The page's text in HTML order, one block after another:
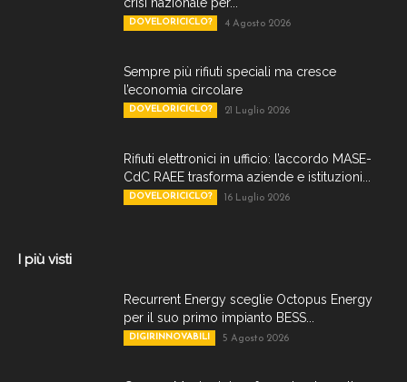
DOVELORICICLO? 4 Agosto 2026
Sempre più rifiuti speciali ma cresce
l’economia circolare
DOVELORICICLO? 21 Luglio 2026
Rifiuti elettronici in ufficio: l’accordo MASE-
CdC RAEE trasforma aziende e istituzioni...
DOVELORICICLO? 16 Luglio 2026
I più visti
Recurrent Energy sceglie Octopus Energy
per il suo primo impianto BESS...
DIGIRINNOVABILI 5 Agosto 2026